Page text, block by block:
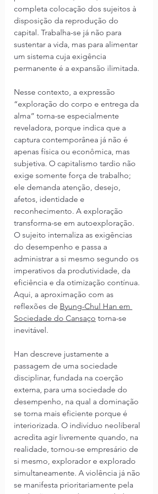
completa colocação dos sujeitos à
disposição da reprodução do
capital. Trabalha-se já não para
sustentar a vida, mas para alimentar
um sistema cuja exigência
permanente é a expansão ilimitada.
Nesse contexto, a expressão
“exploração do corpo e entrega da
alma” torna-se especialmente
reveladora, porque indica que a
captura contemporânea já não é
apenas física ou econômica, mas
subjetiva. O capitalismo tardio não
exige somente força de trabalho;
ele demanda atenção, desejo,
afetos, identidade e
reconhecimento. A exploração
transforma-se em autoexploração.
O sujeito internaliza as exigências
do desempenho e passa a
administrar a si mesmo segundo os
imperativos da produtividade, da
eficiência e da otimização contínua.
Aqui, a aproximação com as
reflexões de Byung-Chul Han em
Sociedade do Cansaço torna-se
inevitável.
Han descreve justamente a
passagem de uma sociedade
disciplinar, fundada na coerção
externa, para uma sociedade do
desempenho, na qual a dominação
se torna mais eficiente porque é
interiorizada. O indivíduo neoliberal
acredita agir livremente quando, na
realidade, tornou-se empresário de
si mesmo, explorador e explorado
simultaneamente. A violência já não
se manifesta prioritariamente pela